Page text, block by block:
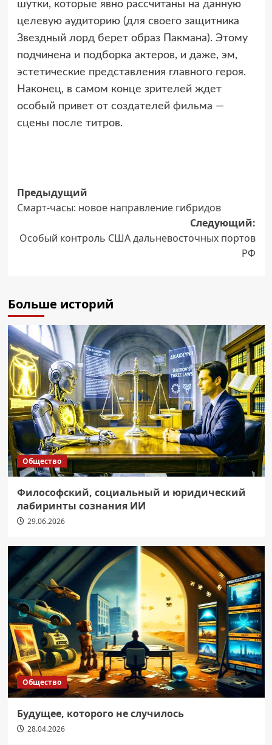
шутки, которые явно рассчитаны на данную
целевую аудиторию (для своего защитника
Звездный лорд берет образ Пакмана). Этому
подчинена и подборка актеров, и даже, эм,
эстетические представления главного героя.
Наконец, в самом конце зрителей ждет
особый привет от создателей фильма —
сцены после титров.
Навигация
записи
Предыдущий
Смарт-часы: новое направление гибридов
Следующий:
Особый контроль США дальневосточных портов
РФ
Больше историй
Общество
Философский, социальный и юридический
лабиринты сознания ИИ
29.06.2026
Общество
Будущее, которого не случилось
28.04.2026